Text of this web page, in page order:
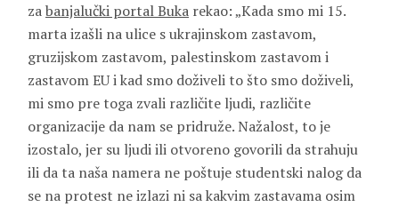
zabanjalučki portal Buka rekao: „Kada smo mi 15.
marta izašli na ulice s ukrajinskom zastavom,
gruzijskom zastavom, palestinskom zastavom i
zastavom EU i kad smo doživeli to što smo doživeli,
mi smo pre toga zvali različite ljudi, različite
organizacije da nam se pridruže. Nažalost, to je
izostalo, jer su ljudi ili otvoreno govorili da strahuju
ili da ta naša namera ne poštuje studentski nalog da
se na protest ne izlazi ni sa kakvim zastavama osim